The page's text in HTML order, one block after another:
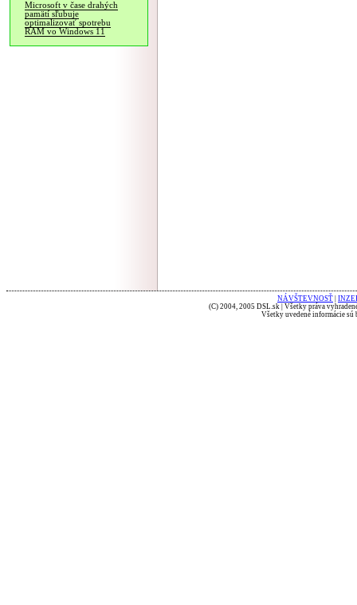
Microsoft v čase drahých
pamätí sľubuje
optimalizovať spotrebu
RAM vo Windows 11
NÁVŠTEVNOSŤ
(C) 2004, 2005 DSL.sk | Všetky práva
Všetky uvedené informácie sú